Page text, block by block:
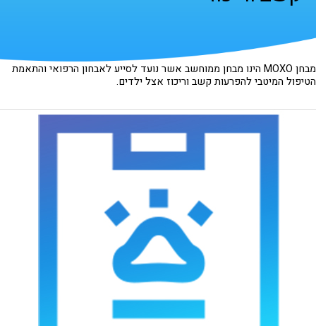
מבחן MOXO הינו מבחן ממוחשב אשר נועד לסייע לאבחון הרפואי והתאמת
הטיפול המיטבי להפרעות קשב וריכוז אצל ילדים.